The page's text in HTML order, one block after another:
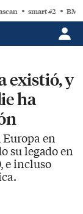
smart #2
existió, y
ha
en
su legado en
e incluso